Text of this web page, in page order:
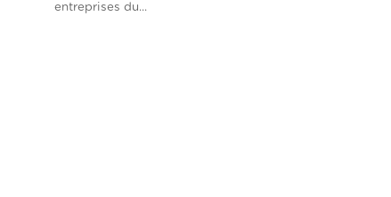
entreprises du...